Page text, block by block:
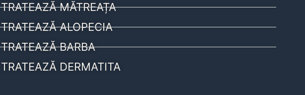
TRATEAZĂ MĂTREAȚA
TRATEAZĂ ALOPECIA
TRATEAZĂ BARBA
TRATEAZĂ DERMATITA